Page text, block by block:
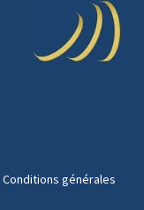
Conditions générales